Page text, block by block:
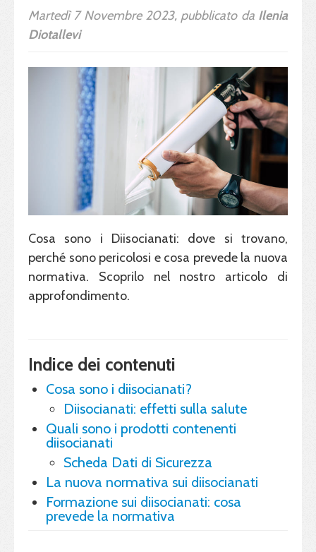
Martedì 7 Novembre 2023, pubblicato da Ilenia
Diotallevi
Cosa sono i Diisocianati: dove si trovano,
perché sono pericolosi e cosa prevede la nuova
normativa. Scoprilo nel nostro articolo di
approfondimento.
Indice dei contenuti
Cosa sono i diisocianati?
Diisocianati: effetti sulla salute
Quali sono i prodotti contenenti
diisocianati
Scheda Dati di Sicurezza
La nuova normativa sui diisocianati
Formazione sui diisocianati: cosa
prevede la normativa